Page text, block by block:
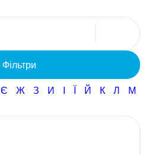
Фільтри
Є Ж З И І Ї Й К Л М